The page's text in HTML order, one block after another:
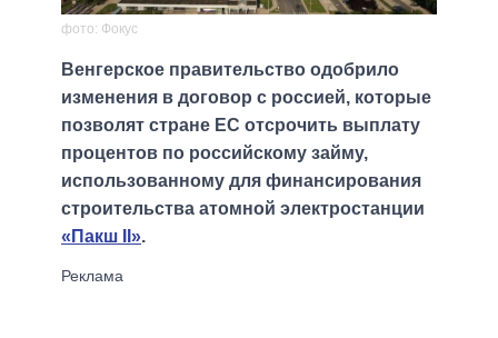
фото: Фокус
Венгерское правительство одобрило
изменения в договор с россией, которые
позволят стране ЕС отсрочить выплату
процентов по российскому займу,
использованному для финансирования
строительства атомной электростанции
«Пакш II».